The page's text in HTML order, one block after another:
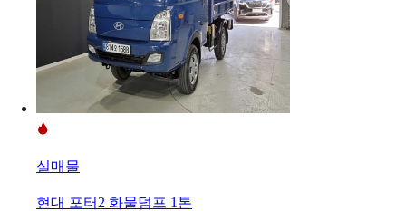
실매물
현대 포터2 화물덤프 1톤